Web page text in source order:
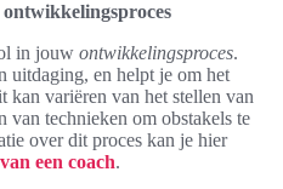
in jouw ontwikkelingsproces.
uitdaging, en helpt je om het
kan variëren van het stellen van
van technieken om obstakels te
over dit proces kan je hier
een coach.